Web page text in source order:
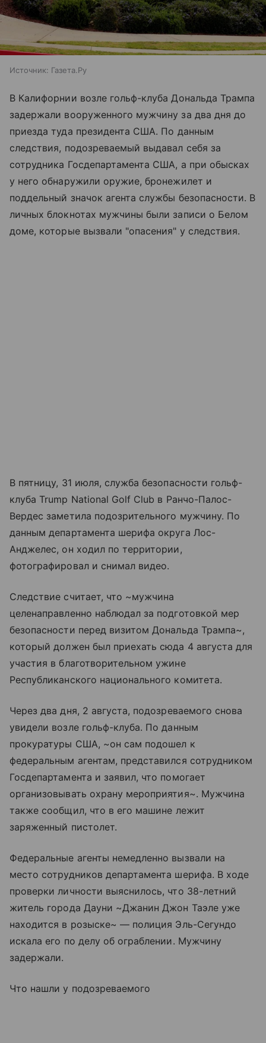
Источник: Газета.Ру
В Калифорнии возле гольф-клуба Дональда Трампа
задержали вооруженного мужчину за два дня до
приезда туда президента США. По данным
следствия, подозреваемый выдавал себя за
сотрудника Госдепартамента США, а при обысках
у него обнаружили оружие, бронежилет и
поддельный значок агента службы безопасности. В
личных блокнотах мужчины были записи о Белом
доме, которые вызвали "опасения" у следствия.
В пятницу, 31 июля, служба безопасности гольф-
клуба Trump National Golf Club в Ранчо-Палос-
Вердес заметила подозрительного мужчину. По
данным департамента шерифа округа Лос-
Анджелес, он ходил по территории,
фотографировал и снимал видео.
Следствие считает, что ~мужчина
целенаправленно наблюдал за подготовкой мер
безопасности перед визитом Дональда Трампа~,
который должен был приехать сюда 4 августа для
участия в благотворительном ужине
Республиканского национального комитета.
Через два дня, 2 августа, подозреваемого снова
увидели возле гольф-клуба. По данным
прокуратуры США, ~он сам подошел к
федеральным агентам, представился сотрудником
Госдепартамента и заявил, что помогает
организовывать охрану мероприятия~. Мужчина
также сообщил, что в его машине лежит
заряженный пистолет.
Федеральные агенты немедленно вызвали на
место сотрудников департамента шерифа. В ходе
проверки личности выяснилось, что 38-летний
житель города Дауни ~Джанин Джон Таэле уже
находится в розыске~ — полиция Эль-Сегундо
искала его по делу об ограблении. Мужчину
задержали.
Что нашли у подозреваемого